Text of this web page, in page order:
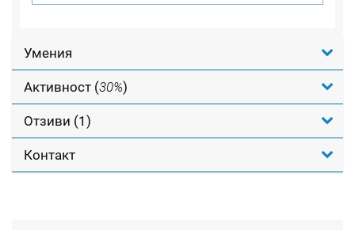
Умения
Активност (30%)
Отзиви (1)
Контакт